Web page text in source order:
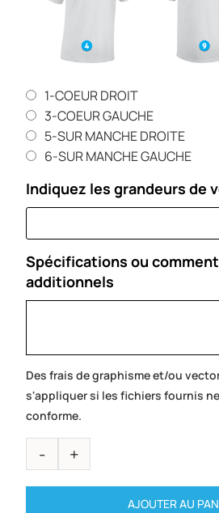
1-COEUR DROIT
3-COEUR GAUCHE
5-SUR MANCHE DROITE
6-SUR MANCHE GAUCHE
Indiquez les grandeurs de
Spécifications ou
additionnels
Des frais de graphisme et/ou
s'appliquer si les fichiers fournis
conforme.
AJOUTER AU